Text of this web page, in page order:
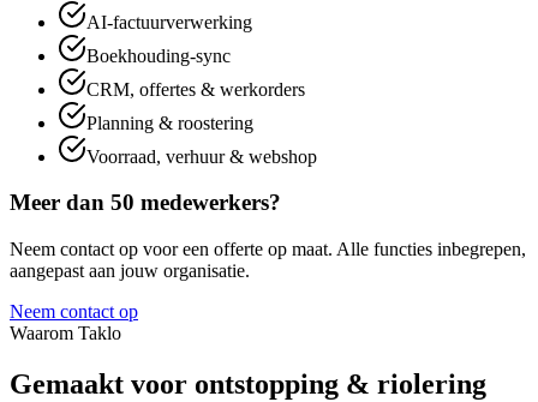
AI-factuurverwerking
Boekhouding-sync
CRM, offertes & werkorders
Planning & roostering
Voorraad, verhuur & webshop
Meer dan 50 medewerkers?
Neem contact op voor een offerte op maat. Alle functies inbegrepen,
aangepast aan jouw organisatie.
Neem contact op
Waarom Taklo
Gemaakt voor ontstopping & riolering